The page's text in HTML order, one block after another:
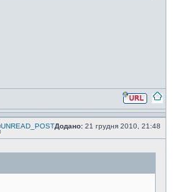
Додано: 21 грудня 2010, 21:48